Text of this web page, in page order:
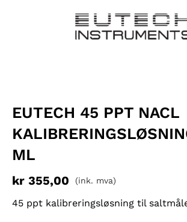
EUTECH 45 PPT NACL
ML
kr 355,00 (ink. mva)
45 ppt kalibreringsløsning til